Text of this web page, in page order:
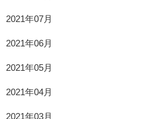
2021年07月
2021年06月
2021年05月
2021年04月
2021年03月